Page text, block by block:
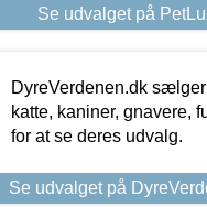
Se udvalget på
DyreVerdenen.dk
katte, kaniner, gnavere,
for at se deres udvalg.
Se udvalget på